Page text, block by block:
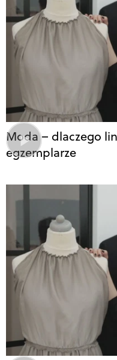
Moda – dlaczego
egzemplarze